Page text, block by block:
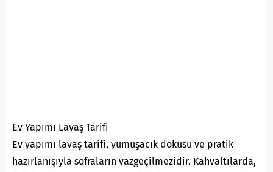
Ev Yapımı Lavaş Tarifi
Ev yapımı lavaş tarifi, yumuşacık dokusu ve pratik
hazırlanışıyla sofraların vazgeçilmezidir. Kahvaltılarda,